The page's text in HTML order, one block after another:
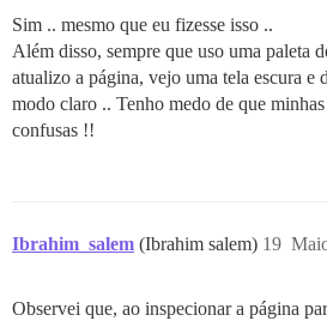
Sim .. mesmo que eu fizesse isso ..
Além disso, sempre que uso uma paleta
atualizo a página, vejo uma tela escura e
modo claro .. Tenho medo de que minhas
confusas !!
Ibrahim_salem (Ibrahim salem) 19
Observei que, ao inspecionar a página